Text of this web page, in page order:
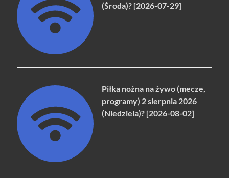
(Środa)? [2026-07-29]
Piłka nożna na żywo (mecze,
programy) 2 sierpnia 2026
(Niedziela)? [2026-08-02]